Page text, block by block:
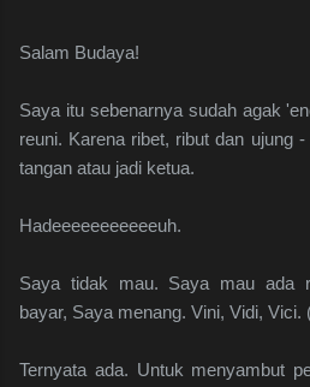
Salam Budaya!
Saya itu sebenarnya sudah agak
reuni. Karena ribet, ribut dan ujung
tangan atau jadi ketua.
Hadeeeeeeeeeeeuh.
Saya tidak mau. Saya mau ada
bayar, Saya menang. Vini, Vidi, Vici.
Ternyata ada. Untuk menyambut